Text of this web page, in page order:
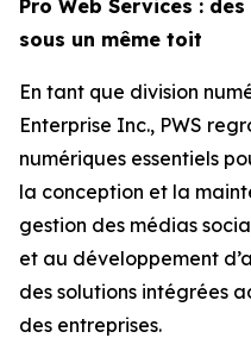
Pro Web Services :
sous un même toit
En tant que division
Enterprise Inc., PWS
numériques essentiels
la conception et la
gestion des médias
et au développement
des solutions intégrées
des entreprises.